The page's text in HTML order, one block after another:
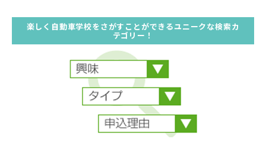
楽しく自動車学校をさがすことができるユニークな検索カ
テゴリー！